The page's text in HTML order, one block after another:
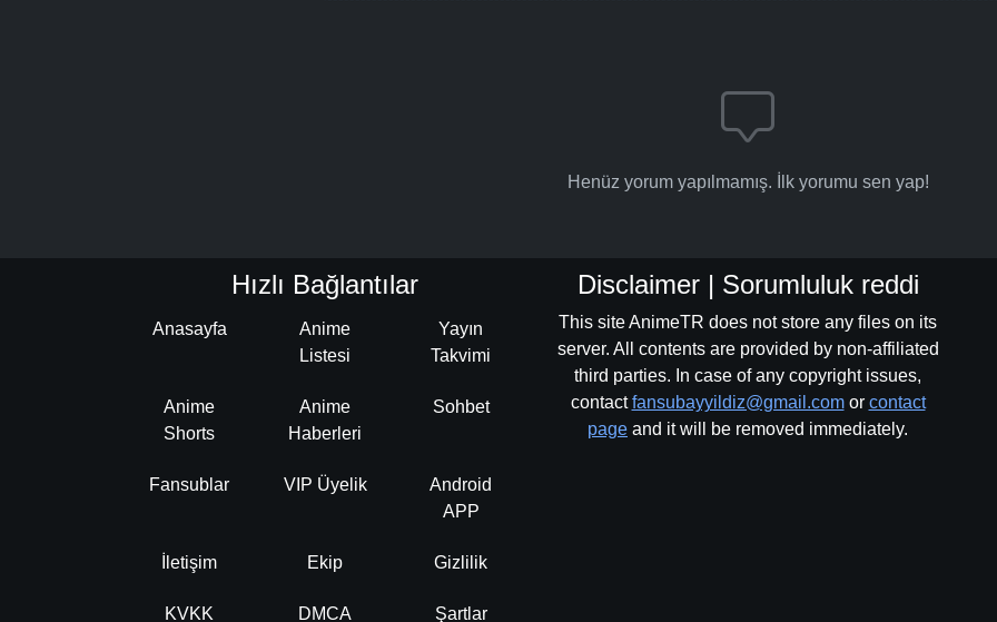
Henüz yorum yapılmamış. İlk yorumu sen yap!
Hızlı Bağlantılar
Anasayfa
Anime
Listesi
Yayın
Takvimi
Anime
Shorts
Anime
Haberleri
Sohbet
Fansublar VIP Üyelik
Android
APP
İletişim Ekip Gizlilik
KVKK DMCA Şartlar
Disclaimer | Sorumluluk reddi
This site AnimeTR does not store any files on its
server. All contents are provided by non-affiliated
third parties. In case of any copyright issues,
contactfansubayyildiz@gmail.comor contact
page and it will be removed immediately.